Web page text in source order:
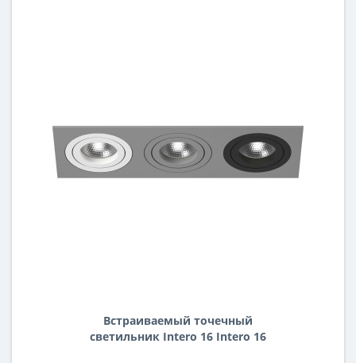
Встраиваемый точечный
светильник Intero 16 Intero 16